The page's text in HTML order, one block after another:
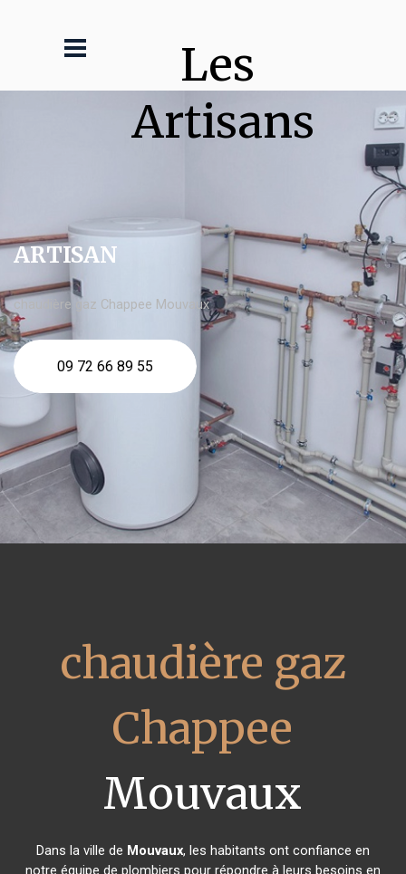
Les
Artisans
ARTISAN
chaudière gaz Chappee Mouvaux
09 72 66 89 55
chaudière gaz
Chappee
Mouvaux
Dans la ville de Mouvaux, les habitants ont confiance en
notre équipe de plombiers pour répondre à leurs besoins en